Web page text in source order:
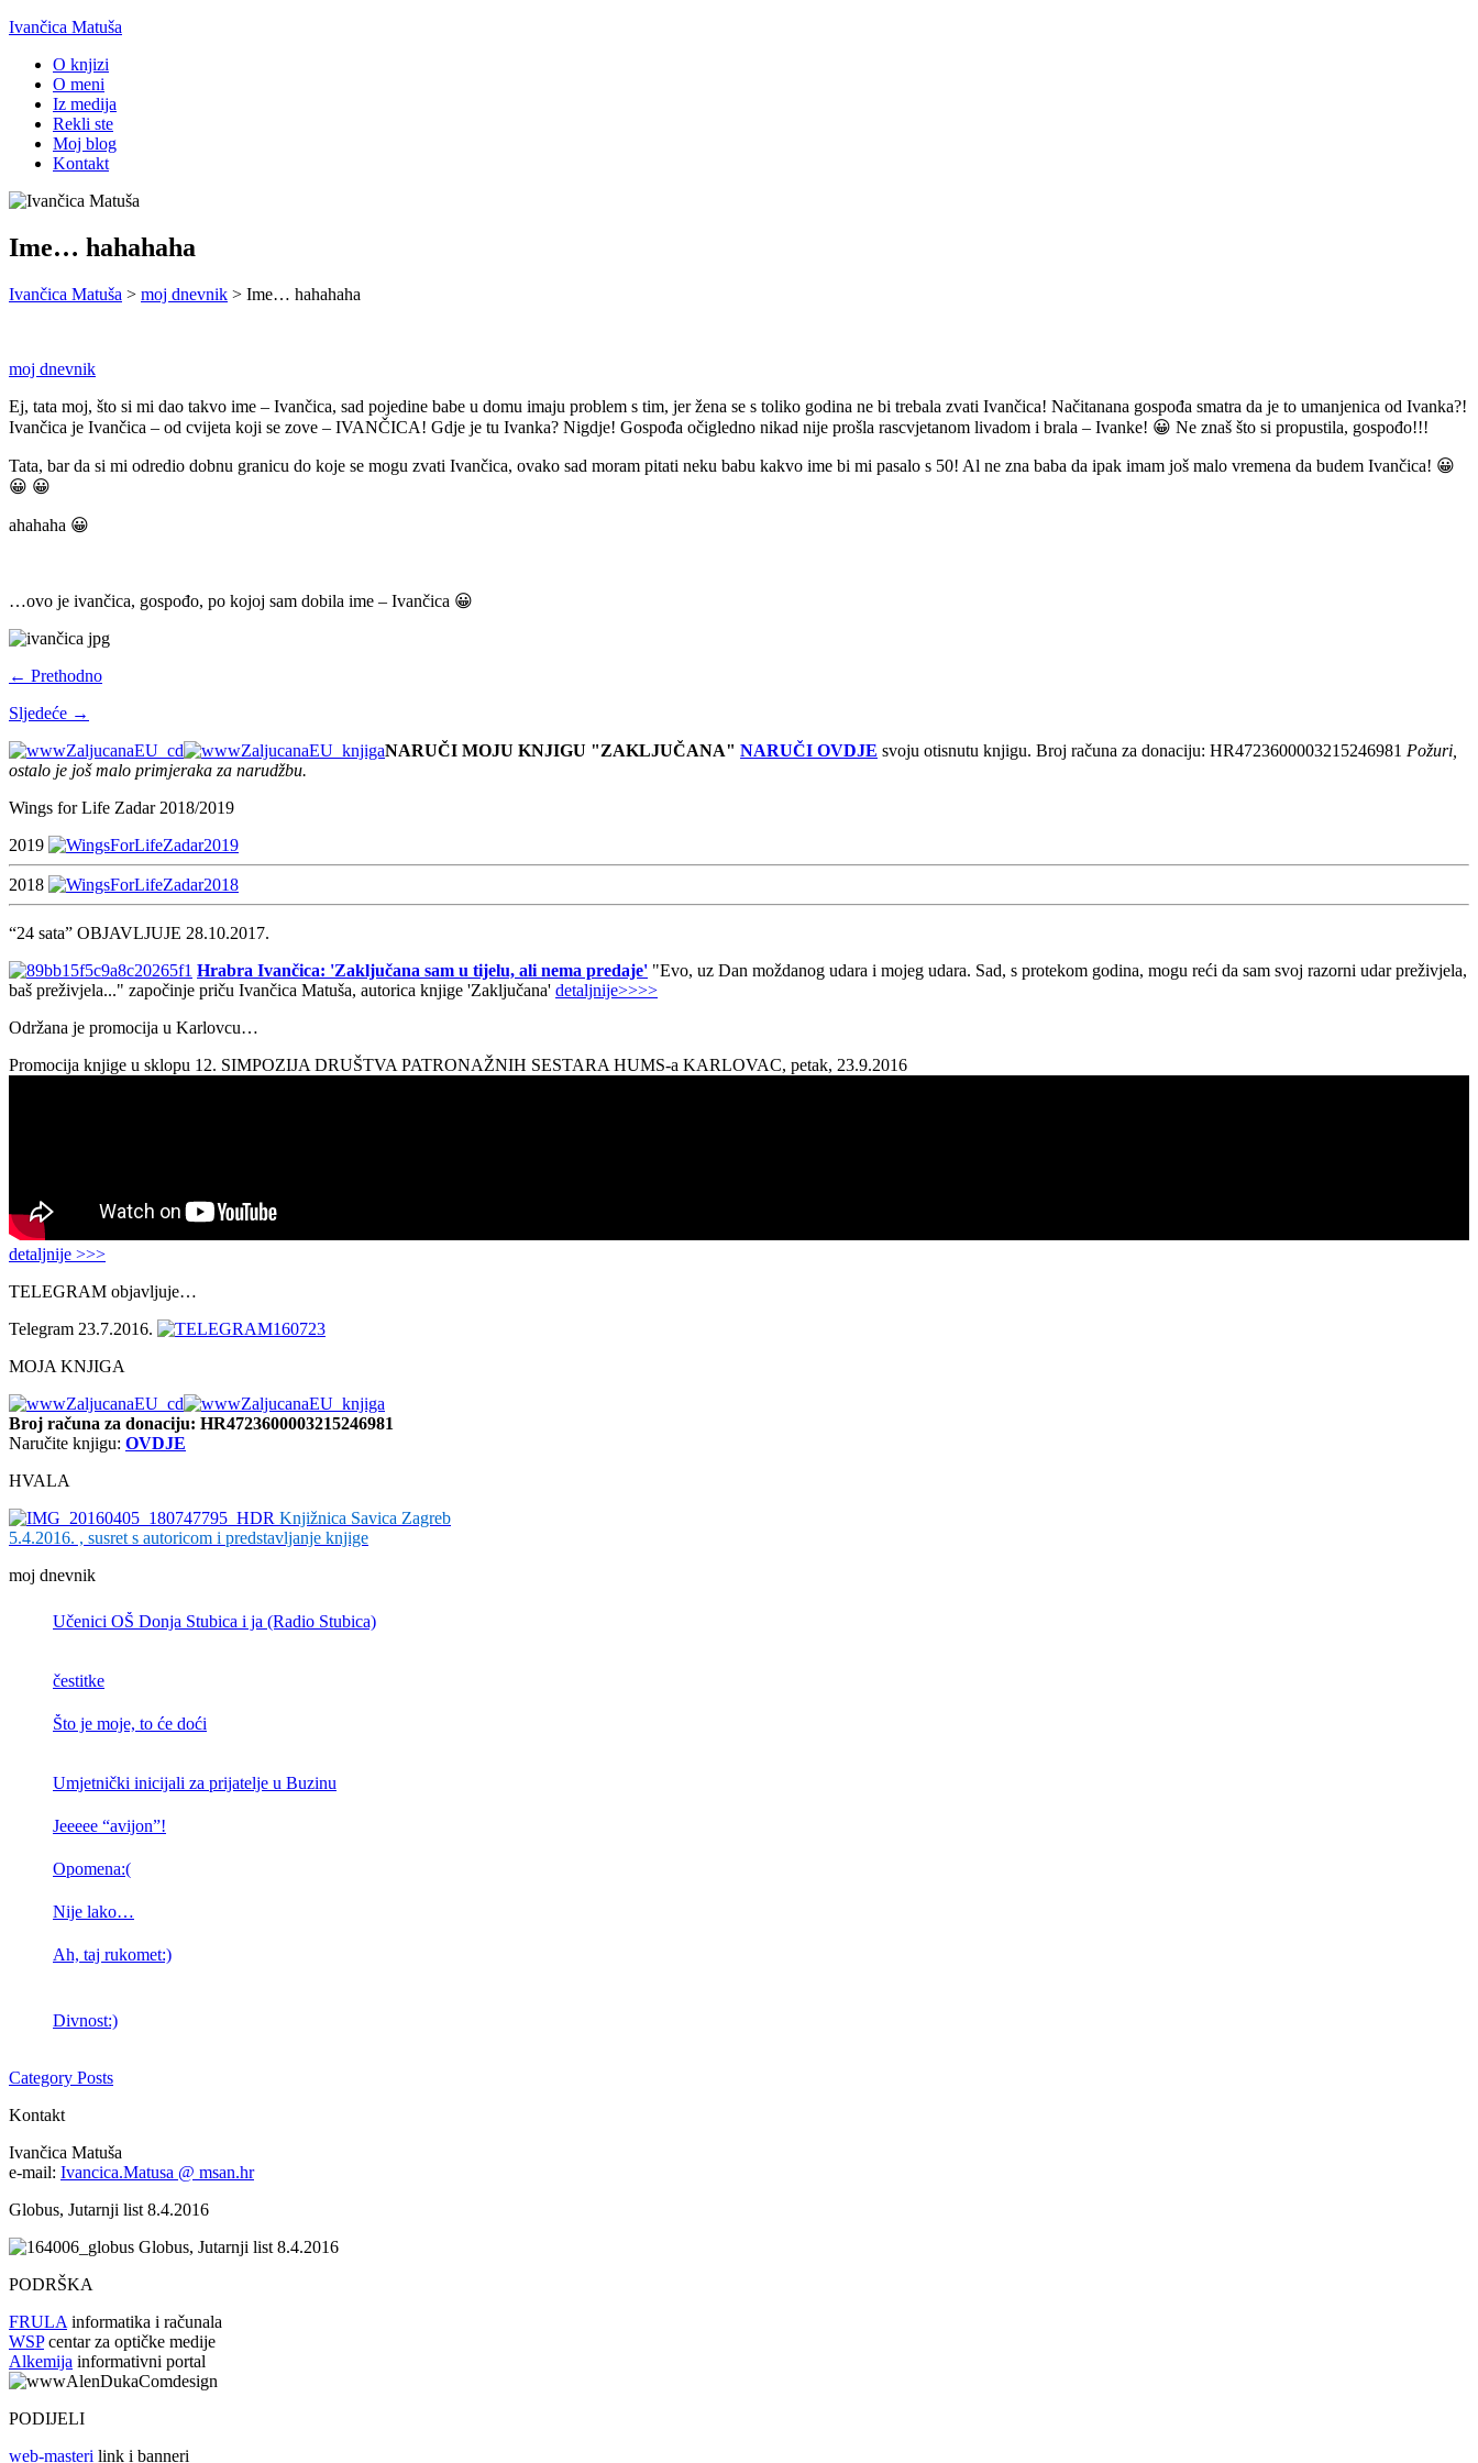
Ivančica Matuša
O knjizi
O meni
Iz medija
Rekli ste
Moj blog
Kontakt
Ime… hahahaha
Ivančica Matuša > moj dnevnik > Ime… hahahaha
moj dnevnik
Ej, tata moj, što si mi dao takvo ime – Ivančica, sad pojedine babe u domu imaju problem s tim, jer žena se s toliko godina ne bi trebala zvati Ivančica! Načitanana gospođa smatra da je to umanjenica od Ivanka?!
Ivančica je Ivančica – od cvijeta koji se zove – IVANČICA! Gdje je tu Ivanka? Nigdje! Gospođa očigledno nikad nije prošla rascvjetanom livadom i brala – Ivanke! 😀 Ne znaš što si propustila, gospođo!!!
Tata, bar da si mi odredio dobnu granicu do koje se mogu zvati Ivančica, ovako sad moram pitati neku babu kakvo ime bi mi pasalo s 50! Al ne zna baba da ipak imam još malo vremena da budem Ivančica! 😀
😀 😀
ahahaha 😀
…ovo je ivančica, gospođo, po kojoj sam dobila ime – Ivančica 😀
← Prethodno
Sljedeće →
NARUČI MOJU KNJIGU "ZAKLJUČANA" NARUČI OVDJE svoju otisnutu knjigu. Broj računa za donaciju: HR4723600003215246981 Požuri,
ostalo je još malo primjeraka za narudžbu.
Wings for Life Zadar 2018/2019
2019
2018
“24 sata” OBJAVLJUJE 28.10.2017.
Hrabra Ivančica: 'Zaključana sam u tijelu, ali nema predaje' "Evo, uz Dan moždanog udara i mojeg udara. Sad, s protekom godina, mogu reći da sam svoj razorni udar preživjela,
baš preživjela..." započinje priču Ivančica Matuša, autorica knjige 'Zaključana' detaljnije>>>>
Održana je promocija u Karlovcu…
Promocija knjige u sklopu 12. SIMPOZIJA DRUŠTVA PATRONAŽNIH SESTARA HUMS-a KARLOVAC, petak, 23.9.2016
detaljnije >>>
TELEGRAM objavljuje…
Telegram 23.7.2016.
MOJA KNJIGA
Broj računa za donaciju: HR4723600003215246981
Naručite knjigu: OVDJE
HVALA
Knjižnica Savica Zagreb
5.4.2016. , susret s autoricom i predstavljanje knjige
moj dnevnik
Učenici OŠ Donja Stubica i ja (Radio Stubica)
čestitke
Što je moje, to će doći
Umjetnički inicijali za prijatelje u Buzinu
Jeeeee “avijon”!
Opomena:(
Nije lako…
Ah, taj rukomet:)
Divnost:)
Category Posts
Kontakt
Ivančica Matuša
e-mail: Ivancica.Matusa @ msan.hr
Globus, Jutarnji list 8.4.2016
Globus, Jutarnji list 8.4.2016
PODRŠKA
FRULA informatika i računala
WSPcentar za optičke medije
Alkemija informativni portal
PODIJELI
web-masteri link i banneri